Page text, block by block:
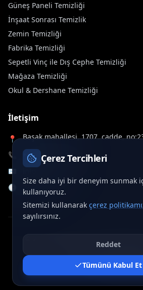
Güneş Paneli Temizliği
İnşaat Sonrası Temizlik
Zemin Temizliği
Fabrika Temizliği
Sepetli Vinç ile Dış Cephe Temizliği
Mağaza Temizliği
Okul & Dershane Temizliği
İletişim
📍
Başak mahallesi, 1707. cadde,
📞
+90 312 577 60 32
✉️
🕒
7/24 Hizmet
ONURCAN SÖNMEZ
Çerez Tercihleri
Size daha iyi bir deneyim sunmak
kullanıyoruz.
Sitemizi kullanarak çerez
sayılırsınız.
Reddet
Tümünü Kabul Et